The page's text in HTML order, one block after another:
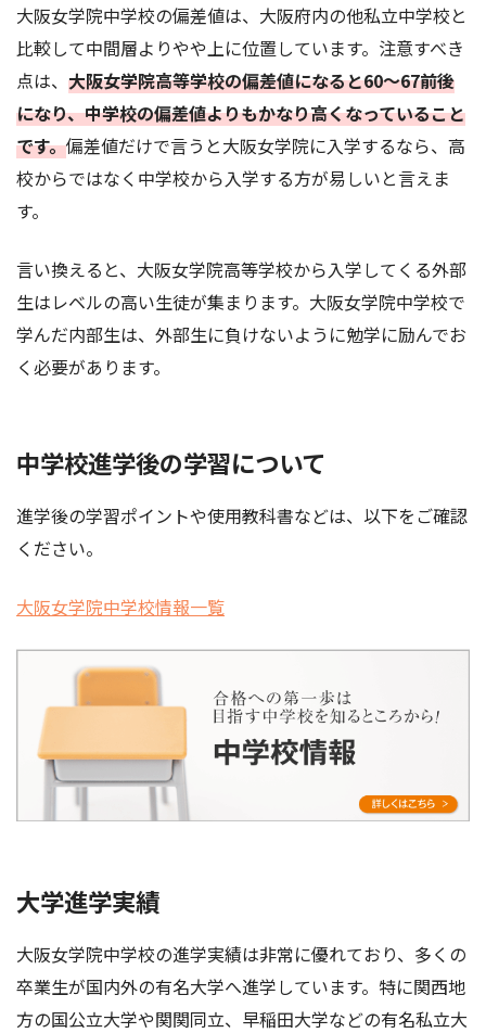
大阪女学院中学校の偏差値は、大阪府内の他私立中学校と
比較して中間層よりやや上に位置しています。注意すべき
点は、 大阪女学院高等学校の偏差値になると60～67前後
になり、中学校の偏差値よりもかなり高くなっていること
です。偏差値だけで言うと大阪女学院に入学するなら、高
校からではなく中学校から入学する方が易しいと言えま
す。
言い換えると、大阪女学院高等学校から入学してくる外部
生はレベルの高い生徒が集まります。大阪女学院中学校で
学んだ内部生は、外部生に負けないように勉学に励んでお
く必要があります。
中学校進学後の学習について
進学後の学習ポイントや使用教科書などは、以下をご確認
ください。
大阪女学院中学校情報一覧
大学進学実績
大阪女学院中学校の進学実績は非常に優れており、多くの
卒業生が国内外の有名大学へ進学しています。特に関西地
方の国公立大学や関関同立、早稲田大学などの有名私立大